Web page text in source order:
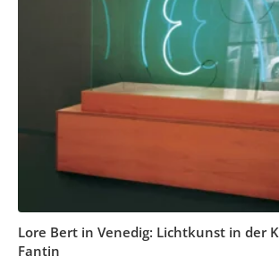
Lore Bert in Venedig: Lichtkunst in der
Fantin